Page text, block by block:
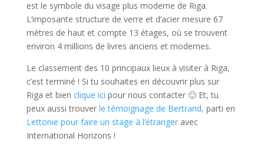
est le symbole du visage plus moderne de Riga.
L’imposante structure de verre et d’acier mesure 67
mètres de haut et compte 13 étages, où se trouvent
environ 4 millions de livres anciens et modernes.
Le classement des 10 principaux lieux à visiter à Riga,
c’est terminé ! Si tu souhaites en découvrir plus sur
Riga et bien clique ici pour nous contacter 🙂 Et, tu
peux aussi trouver le témoignage de Bertrand, parti en
Lettonie pour faire un stage à l’étrangeravec
International Horizons !